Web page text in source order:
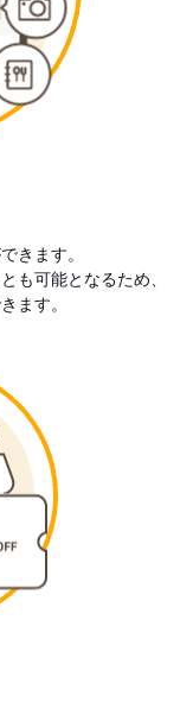
きます。
も可能となるため、
ます。